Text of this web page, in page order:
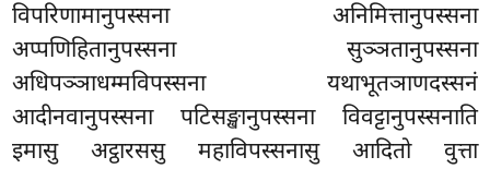
विपरिणामानुपस्सना अनिमित्तानुपस्सना
अप्पणिहितानुपस्सना सुञ्ञतानुपस्सना
अधिपञ्ञाधम्मविपस्सना यथाभूतञाणदस्सनं
आदीनवानुपस्सना पटिसङ्खानुपस्सना विवट्टानुपस्सनाति
इमासु अट्ठारससु महाविपस्सनासु आदितो वुत्ता